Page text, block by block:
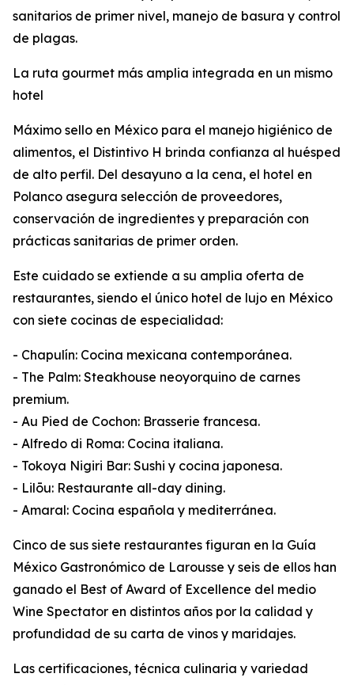
sanitarios de primer nivel, manejo de basura y control
de plagas.
La ruta gourmet más amplia integrada en un mismo
hotel
Máximo sello en México para el manejo higiénico de
alimentos, el Distintivo H brinda confianza al huésped
de alto perfil. Del desayuno a la cena, el hotel en
Polanco asegura selección de proveedores,
conservación de ingredientes y preparación con
prácticas sanitarias de primer orden.
Este cuidado se extiende a su amplia oferta de
restaurantes, siendo el único hotel de lujo en México
con siete cocinas de especialidad:
- Chapulín: Cocina mexicana contemporánea.
- The Palm: Steakhouse neoyorquino de carnes
premium.
- Au Pied de Cochon: Brasserie francesa.
- Alfredo di Roma: Cocina italiana.
- Tokoya Nigiri Bar: Sushi y cocina japonesa.
- Lilōu: Restaurante all-day dining.
- Amaral: Cocina española y mediterránea.
Cinco de sus siete restaurantes figuran en la Guía
México Gastronómico de Larousse y seis de ellos han
ganado el Best of Award of Excellence del medio
Wine Spectator en distintos años por la calidad y
profundidad de su carta de vinos y maridajes.
Las certificaciones, técnica culinaria y variedad